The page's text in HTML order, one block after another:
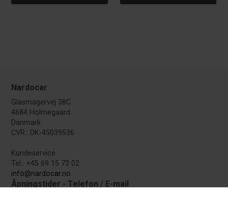
Nardocar
Glasmagervej 38C
4684 Holmegaard
Danmark
CVR.: DK-45039536
Kundeservice
Tel.: +45 69 15 73 02
info@nardocar.no
Åpningstider - Telefon / E-mail